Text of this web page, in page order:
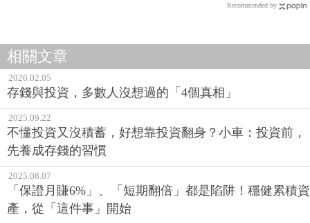
Recommended by
相關文章
2026.02.05
存錢與投資，多數人沒想過的「4個真相」
2025.09.22
不懂投資又沒積蓄，好想靠投資翻身？小車：投資前，
先養成存錢的習慣
2025.08.07
「保證月賺6%」、「短期翻倍」都是陷阱！穩健累積資
產，從「這件事」開始